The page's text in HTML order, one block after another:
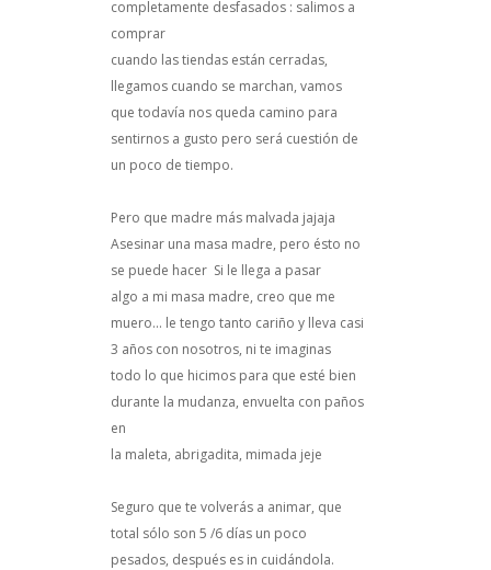
completamente desfasados : salimos a
comprar
cuando las tiendas están cerradas,
llegamos cuando se marchan, vamos
que todavía nos queda camino para
sentirnos a gusto pero será cuestión de
un poco de tiempo.
Pero que madre más malvada jajaja
Asesinar una masa madre, pero ésto no
se puede hacer Si le llega a pasar
algo a mi masa madre, creo que me
muero... le tengo tanto cariño y lleva casi
3 años con nosotros, ni te imaginas
todo lo que hicimos para que esté bien
durante la mudanza, envuelta con paños
en
la maleta, abrigadita, mimada jeje
Seguro que te volverás a animar, que
total sólo son 5 /6 días un poco
pesados, después es in cuidándola.